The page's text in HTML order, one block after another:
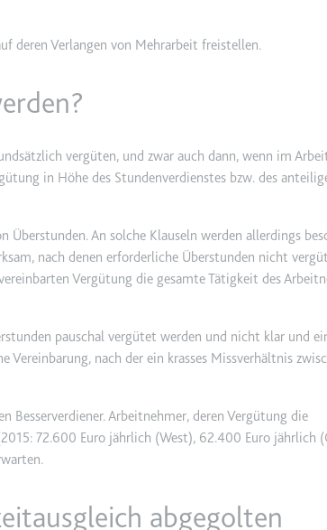
Benutzereinstellungen beim Abruf eines auf anderen
um die Interaktion der Nutzer mit eingebetteten
deren Verlangen von Mehrarbeit freistellen.
vergüten, und zwar auch dann, wenn im
in Höhe des Stundenverdienstes bzw. des
An solche Klauseln werden allerdings
nach denen erforderliche Überstunden nicht
Vergütung die gesamte Tätigkeit des
pauschal vergütet werden und nicht klar und
nach der ein krasses Missverhältnis
Besserverdiener. Arbeitnehmer, deren Vergütung die
72.600 Euro jährlich (West), 62.400 Euro jährlich
abgegolten